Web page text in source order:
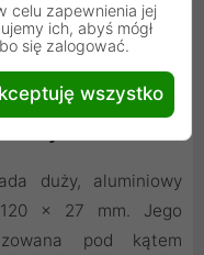
duży, aluminiowy
x 27 mm. Jego
pod kątem
celu zapewnienia jej
ich, abyś mógł
się zalogować.
wszystko